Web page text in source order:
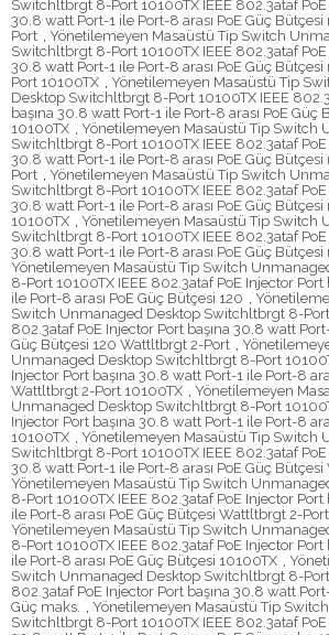
Switchltbrgt 8-Port 10100TX IEEE 802.3ataf PoE
30.8 watt Port-1 ile Port-8 arası PoE Güç
Port , Yönetilemeyen Masaüstü Tip Switch
Switchltbrgt 8-Port 10100TX IEEE 802.3ataf PoE
30.8 watt Port-1 ile Port-8 arası PoE Güç
Port 10100TX , Yönetilemeyen Masaüstü Tip
Desktop Switchltbrgt 8-Port 10100TX IEEE
başına 30.8 watt Port-1 ile Port-8 arası PoE Güç
10100TX , Yönetilemeyen Masaüstü Tip Switch
Switchltbrgt 8-Port 10100TX IEEE 802.3ataf PoE
30.8 watt Port-1 ile Port-8 arası PoE Güç
Port , Yönetilemeyen Masaüstü Tip Switch
Switchltbrgt 8-Port 10100TX IEEE 802.3ataf PoE
30.8 watt Port-1 ile Port-8 arası PoE Güç
10100TX , Yönetilemeyen Masaüstü Tip Switch
Switchltbrgt 8-Port 10100TX IEEE 802.3ataf PoE
30.8 watt Port-1 ile Port-8 arası PoE Güç Bütçesi
Yönetilemeyen Masaüstü Tip Switch
8-Port 10100TX IEEE 802.3ataf PoE Injector Port
ile Port-8 arası PoE Güç Bütçesi 120 ,
Switch Unmanaged Desktop Switchltbrgt 8-Port
802.3ataf PoE Injector Port başına 30.8 watt
Güç Bütçesi 120 Wattltbrgt 2-Port ,
Unmanaged Desktop Switchltbrgt 8-Port
Injector Port başına 30.8 watt Port-1 ile Port-8
Wattltbrgt 2-Port 10100TX , Yönetilemeyen
Unmanaged Desktop Switchltbrgt 8-Port
Injector Port başına 30.8 watt Port-1 ile Port-8
10100TX , Yönetilemeyen Masaüstü Tip Switch
Switchltbrgt 8-Port 10100TX IEEE 802.3ataf PoE
30.8 watt Port-1 ile Port-8 arası PoE Güç
Yönetilemeyen Masaüstü Tip Switch
8-Port 10100TX IEEE 802.3ataf PoE Injector Port
ile Port-8 arası PoE Güç Bütçesi Wattltbrgt 2-
Yönetilemeyen Masaüstü Tip Switch
8-Port 10100TX IEEE 802.3ataf PoE Injector Port
ile Port-8 arası PoE Güç Bütçesi 10100TX ,
Switch Unmanaged Desktop Switchltbrgt 8-Port
802.3ataf PoE Injector Port başına 30.8 watt
Güç maks. , Yönetilemeyen Masaüstü Tip
Switchltbrgt 8-Port 10100TX IEEE 802.3ataf PoE